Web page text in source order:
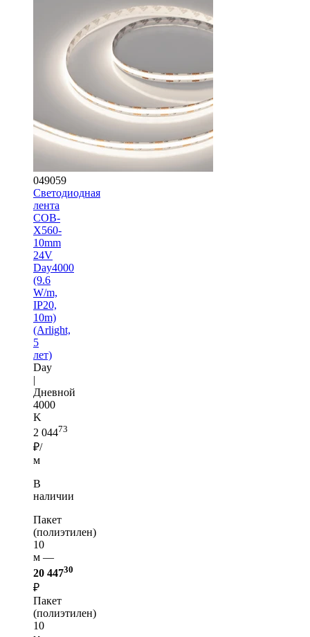
049059
Светодиодная
лента
COB-
X560-
10mm
24V
Day4000
(9.6
W/m,
IP20,
10m)
(Arlight,
5
лет)
Day
|
Дневной
4000
K
2 04473
₽/
м
В
наличии
Пакет
(полиэтилен)
10
м —
20 44730
₽
Пакет
(полиэтилен)
10